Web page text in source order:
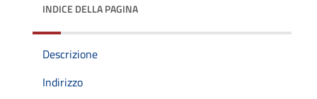
INDICE DELLA PAGINA
Descrizione
Indirizzo